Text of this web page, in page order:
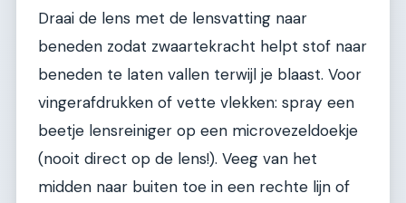
Draai de lens met de lensvatting naar
beneden zodat zwaartekracht helpt stof naar
beneden te laten vallen terwijl je blaast. Voor
vingerafdrukken of vette vlekken: spray een
beetje lensreiniger op een microvezeldoekje
(nooit direct op de lens!). Veeg van het
midden naar buiten toe in een rechte lijn of